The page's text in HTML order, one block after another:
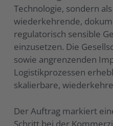
Technologie, sondern
wiederkehrende,
regulatorisch sensible
einzusetzen. Die
sowie angrenzenden
Logistikprozessen
skalierbare,
Der Auftrag markiert
Schritt bei der